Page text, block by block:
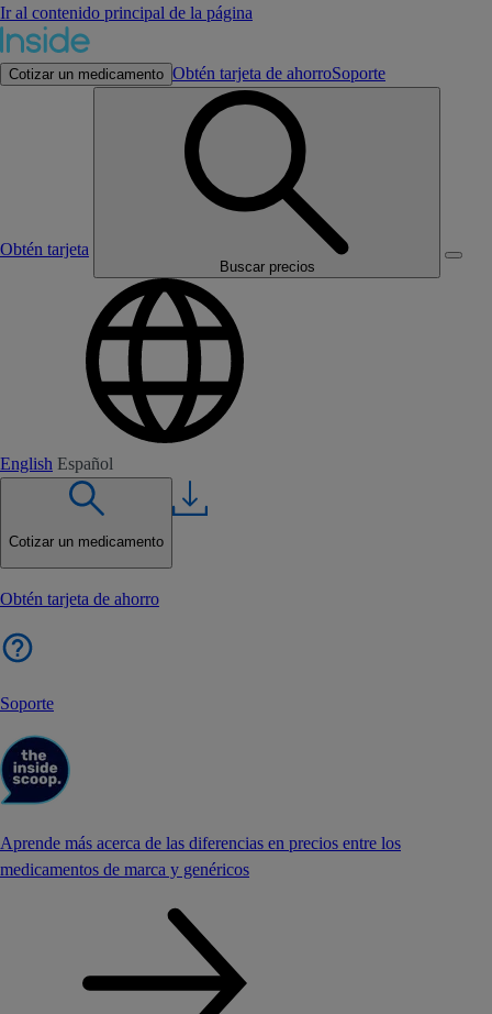
Ir al contenido principal de la página
Cotizar un medicamento Obtén tarjeta de ahorroSoporte
Obtén tarjeta
Buscar precios
English Español
Cotizar un medicamento
Obtén tarjeta de ahorro
Soporte
Aprende más acerca de las diferencias en precios entre los
medicamentos de marca y genéricos